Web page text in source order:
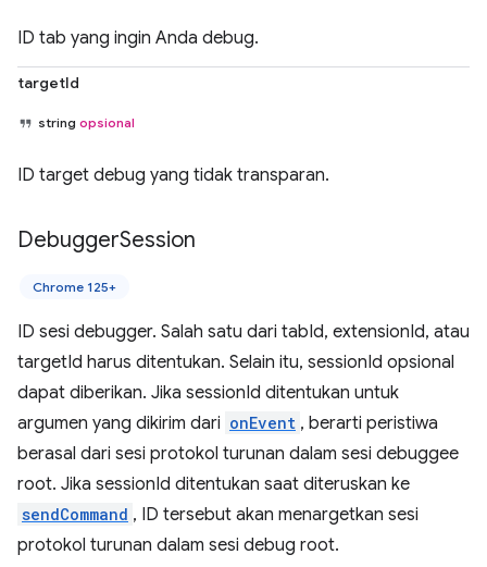
ID tab yang ingin Anda debug.
targetId
string opsional
ID target debug yang tidak transparan.
DebuggerSession
Chrome 125+
ID sesi debugger. Salah satu dari tabId, extensionId, atau
targetId harus ditentukan. Selain itu, sessionId opsional
dapat diberikan. Jika sessionId ditentukan untuk
argumen yang dikirim dari onEvent , berarti peristiwa
berasal dari sesi protokol turunan dalam sesi debuggee
root. Jika sessionId ditentukan saat diteruskan ke
sendCommand , ID tersebut akan menargetkan sesi
protokol turunan dalam sesi debug root.